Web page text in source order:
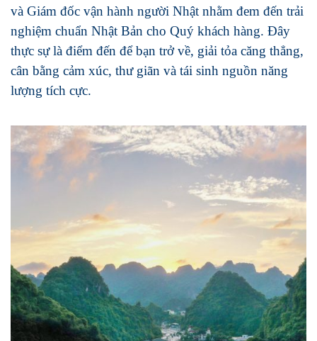
và Giám đốc vận hành người Nhật nhằm đem đến trải
nghiệm chuẩn Nhật Bản cho Quý khách hàng. Đây
thực sự là điểm đến để bạn trở về, giải tỏa căng thẳng,
cân bằng cảm xúc, thư giãn và tái sinh nguồn năng
lượng tích cực.